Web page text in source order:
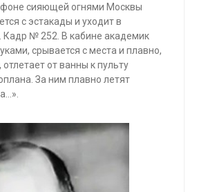
фоне сияющей огнями Москвы
с эстакады и уходит в
Кадр № 252. В кабине академик
срывается с места и плавно,
от ванны к пульту
За ним плавно летят